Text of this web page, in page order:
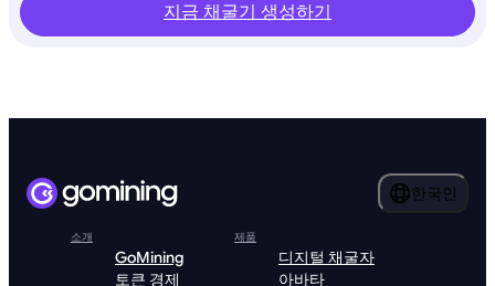
지금 채굴기 생성하기
한국인
소개
GoMining
토큰 경제
제품
디지털 채굴자
아바타